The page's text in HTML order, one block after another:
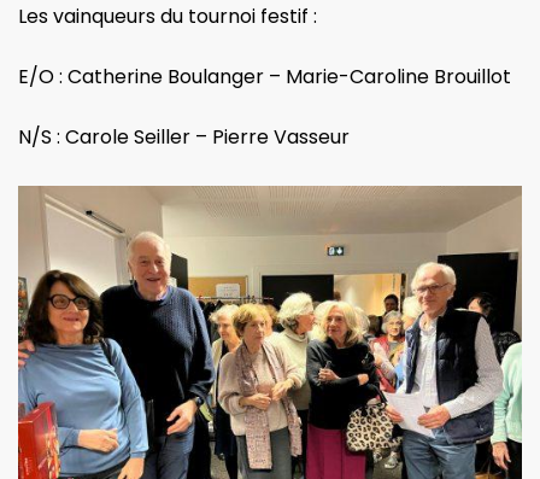
Les vainqueurs du tournoi festif :
E/O : Catherine Boulanger – Marie-Caroline Brouillot
N/S : Carole Seiller – Pierre Vasseur